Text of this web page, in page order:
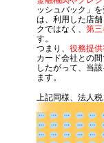
ッシュバック」
は、利用した店
クではなく、 第
す。
つまり、 役務提
カード会社との
したがって、当
ます。
上記同様、法人